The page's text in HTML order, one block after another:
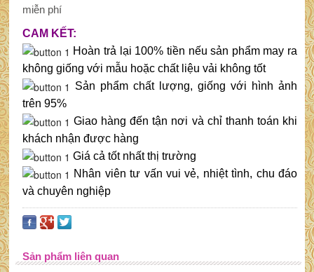
miễn phí
CAM KẾT:
Hoàn trả lại 100% tiền nếu sản phẩm may ra
không giống với mẫu hoặc chất liệu vải không tốt
Sản phẩm chất lượng, giống với hình ảnh
trên 95%
Giao hàng đến tận nơi và chỉ thanh toán khi
khách nhận được hàng
Giá cả tốt nhất thị trường
Nhân viên tư vấn vui vẻ, nhiệt tình, chu đáo
và chuyên nghiệp
Sản phẩm liên quan